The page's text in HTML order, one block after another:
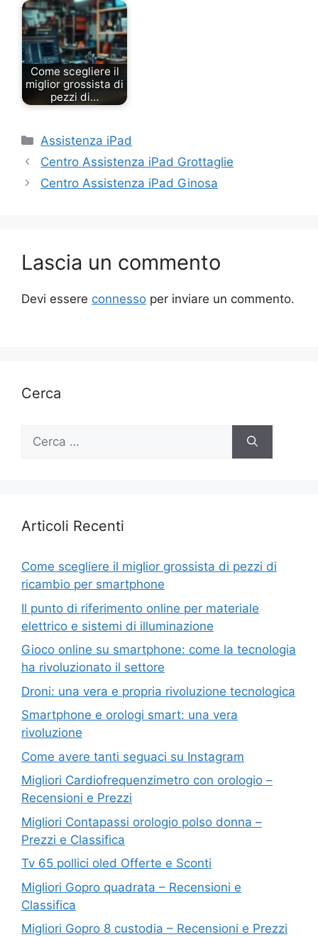
Come scegliere il
miglior grossista di
pezzi di…
Categorie
Assistenza iPad
Centro Assistenza iPad Grottaglie
Centro Assistenza iPad Ginosa
Lascia un commento
Devi essere connesso per inviare un commento.
Cerca
Ricerca
Articoli Recenti
Come scegliere il miglior grossista di pezzi di
ricambio per smartphone
Il punto di riferimento online per materiale
elettrico e sistemi di illuminazione
Gioco online su smartphone: come la tecnologia
ha rivoluzionato il settore
Droni: una vera e propria rivoluzione tecnologica
Smartphone e orologi smart: una vera
rivoluzione
Come avere tanti seguaci su Instagram
Migliori Cardiofrequenzimetro con orologio –
Recensioni e Prezzi
Migliori Contapassi orologio polso donna –
Prezzi e Classifica
Tv 65 pollici oled Offerte e Sconti
Migliori Gopro quadrata – Recensioni e
Classifica
Migliori Gopro 8 custodia – Recensioni e Prezzi